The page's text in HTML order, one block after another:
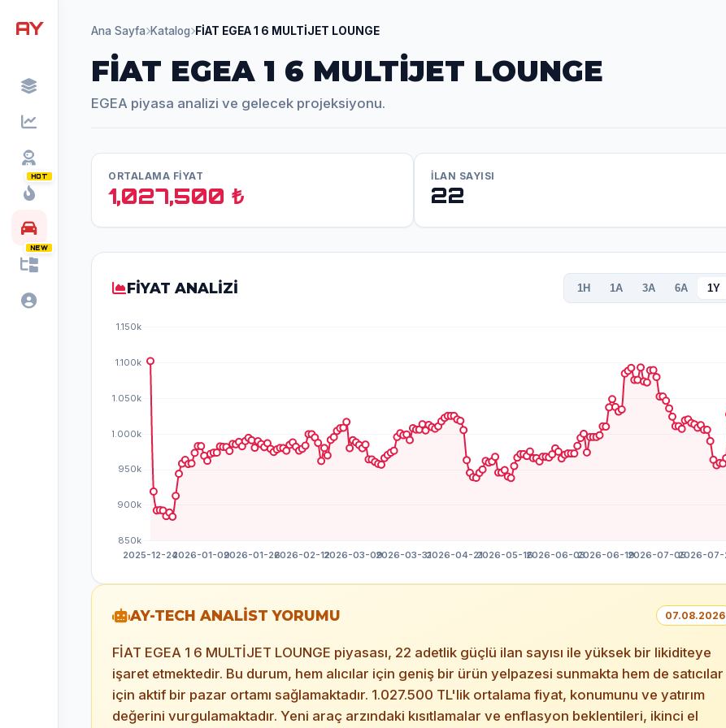
AY
HOT
NEW
Ana Sayfa Katalog FİAT EGEA 1 6 MULTİJET LOUNGE
FİAT EGEA 1 6 MULTİJET LOUNGE
EGEA piyasa analizi ve gelecek projeksiyonu.
ORTALAMA FİYAT
1,027,500 ₺
İLAN SAYISI
22
FİYAT ANALİZİ 1H 1A 3A 6A 1Y
AY-TECH ANALİST YORUMU 07.08.2026
FİAT EGEA 1 6 MULTİJET LOUNGE piyasası, 22 adetlik güçlü ilan sayısı ile yüksek bir likiditeye
işaret etmektedir. Bu durum, hem alıcılar için geniş bir ürün yelpazesi sunmakta hem de satıcılar
için aktif bir pazar ortamı sağlamaktadır. 1.027.500 TL'lik ortalama fiyat, konumunu ve yatırım
değerini vurgulamaktadır. Yeni araç arzındaki kısıtlamalar ve enflasyon beklentileri, ikinci el